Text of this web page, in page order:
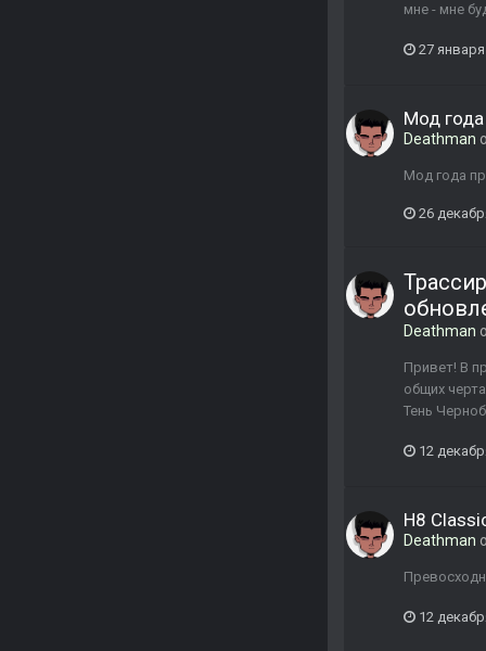
мне - мне
27 января
Мод года
Deathman
Мод года
26
Deathman
Привет! В
общих
Тень
12
H8
Deathman
12